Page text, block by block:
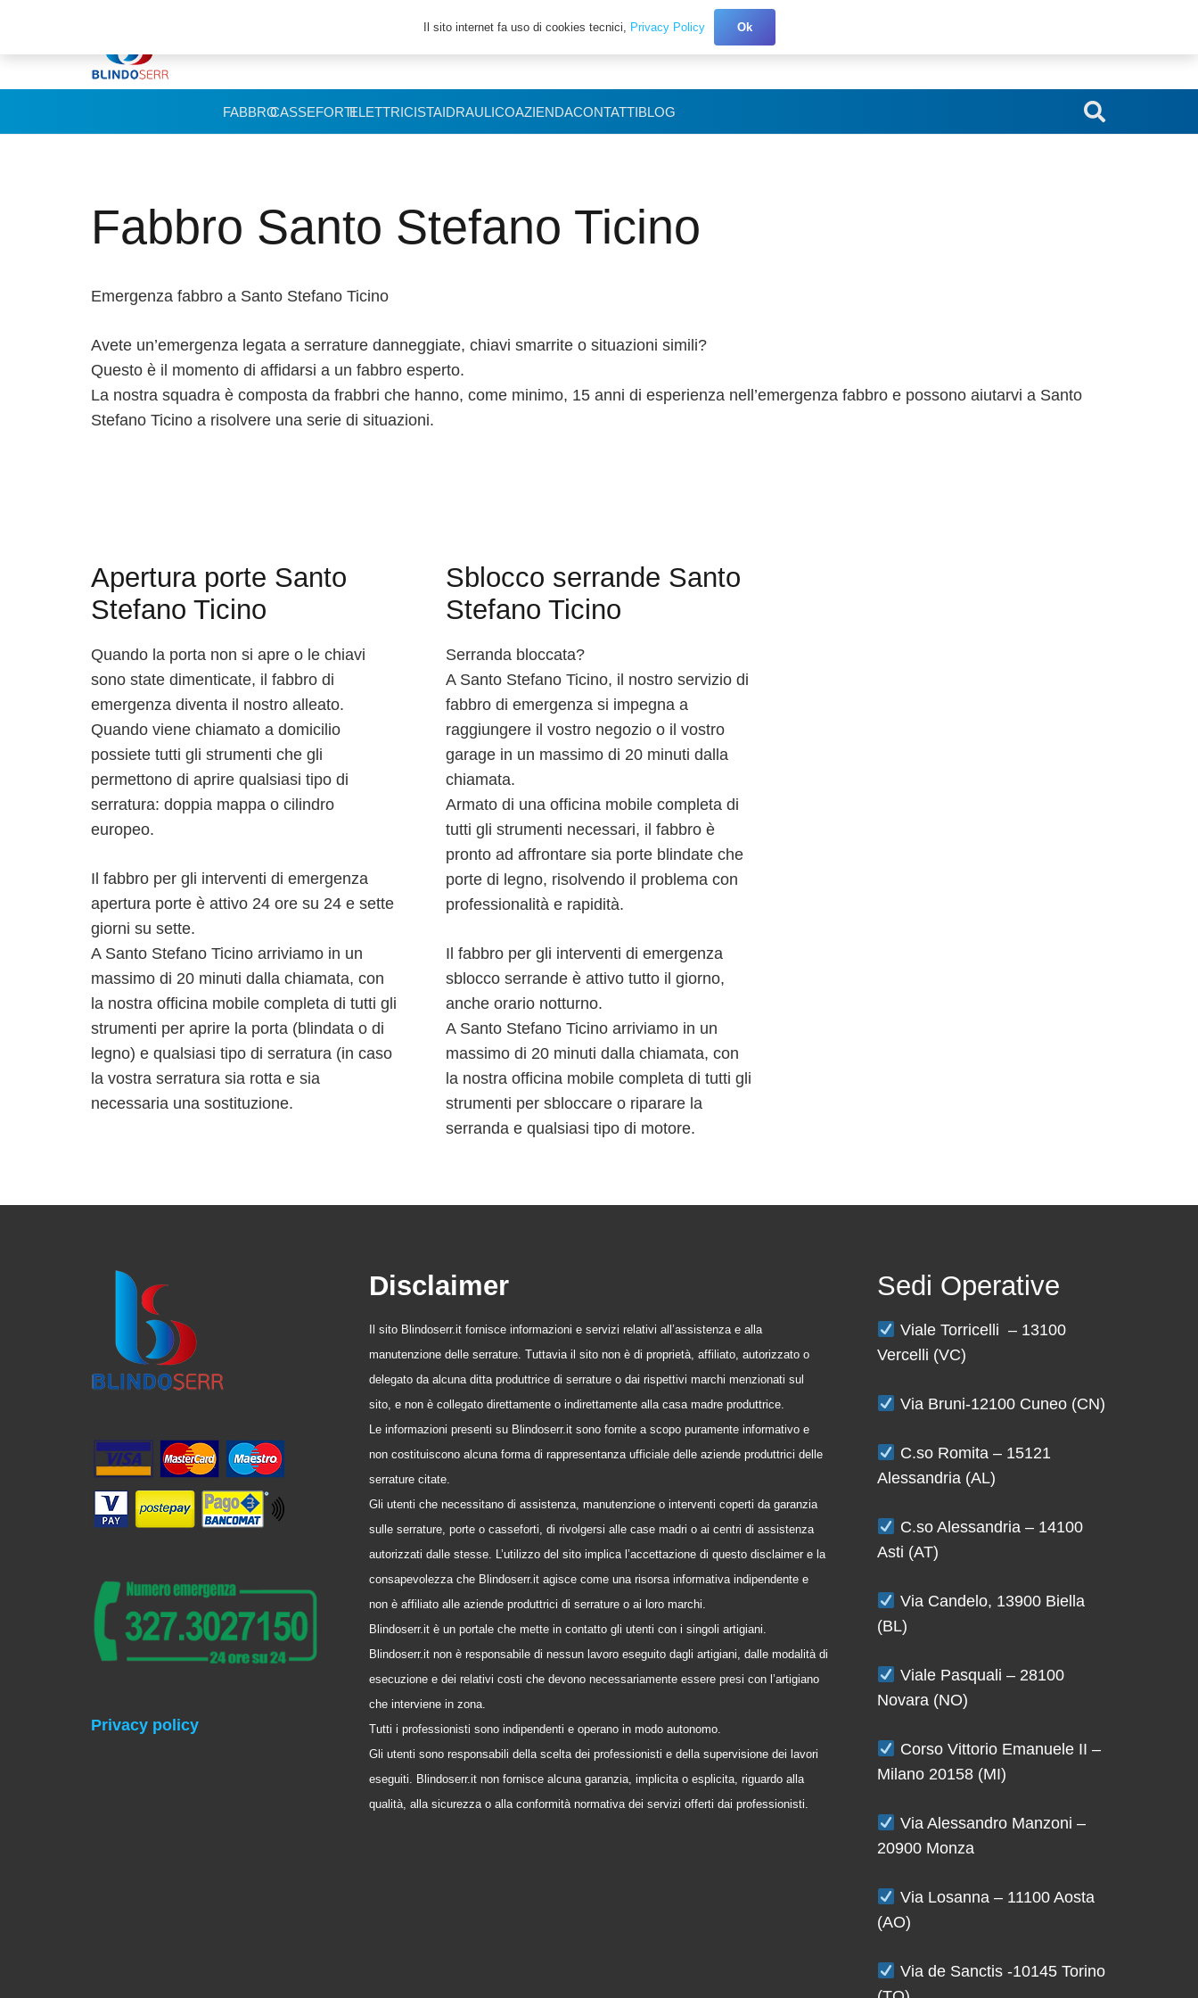
+39 327.3027150
FABBROCASSEFORTIELETTRICISTAIDRAULICOAZIENDACONTATTIBLOG
Fabbro Santo Stefano Ticino
Emergenza fabbro a Santo Stefano Ticino
Avete un’emergenza legata a serrature danneggiate, chiavi smarrite o situazioni simili?
Questo è il momento di affidarsi a un fabbro esperto.
La nostra squadra è composta da frabbri che hanno, come minimo, 15 anni di esperienza nell’emergenza fabbro e possono aiutarvi a Santo
Stefano Ticino a risolvere una serie di situazioni.
Apertura porte Santo
Stefano Ticino
Quando la porta non si apre o le chiavi
sono state dimenticate, il fabbro di
emergenza diventa il nostro alleato.
Quando viene chiamato a domicilio
possiete tutti gli strumenti che gli
permettono di aprire qualsiasi tipo di
serratura: doppia mappa o cilindro
europeo.
Il fabbro per gli interventi di emergenza
apertura porte è attivo 24 ore su 24 e sette
giorni su sette.
A Santo Stefano Ticino arriviamo in un
massimo di 20 minuti dalla chiamata, con
la nostra officina mobile completa di tutti gli
strumenti per aprire la porta (blindata o di
legno) e qualsiasi tipo di serratura (in caso
la vostra serratura sia rotta e sia
necessaria una sostituzione.
Sblocco serrande Santo
Stefano Ticino
Serranda bloccata?
A Santo Stefano Ticino, il nostro servizio di
fabbro di emergenza si impegna a
raggiungere il vostro negozio o il vostro
garage in un massimo di 20 minuti dalla
chiamata.
Armato di una officina mobile completa di
tutti gli strumenti necessari, il fabbro è
pronto ad affrontare sia porte blindate che
porte di legno, risolvendo il problema con
professionalità e rapidità.
Il fabbro per gli interventi di emergenza
sblocco serrande è attivo tutto il giorno,
anche orario notturno.
A Santo Stefano Ticino arriviamo in un
massimo di 20 minuti dalla chiamata, con
la nostra officina mobile completa di tutti gli
strumenti per sbloccare o riparare la
serranda e qualsiasi tipo di motore.
Privacy policy
Disclaimer
Il sito Blindoserr.it fornisce informazioni e servizi relativi all’assistenza e alla
manutenzione delle serrature. Tuttavia il sito non è di proprietà, affiliato, autorizzato o
delegato da alcuna ditta produttrice di serrature o dai rispettivi marchi menzionati sul
sito, e non è collegato direttamente o indirettamente alla casa madre produttrice.
Le informazioni presenti su Blindoserr.it sono fornite a scopo puramente informativo e
non costituiscono alcuna forma di rappresentanza ufficiale delle aziende produttrici delle
serrature citate.
Gli utenti che necessitano di assistenza, manutenzione o interventi coperti da garanzia
sulle serrature, porte o casseforti, di rivolgersi alle case madri o ai centri di assistenza
autorizzati dalle stesse. L’utilizzo del sito implica l’accettazione di questo disclaimer e la
consapevolezza che Blindoserr.it agisce come una risorsa informativa indipendente e
non è affiliato alle aziende produttrici di serrature o ai loro marchi.
Blindoserr.it è un portale che mette in contatto gli utenti con i singoli artigiani.
Blindoserr.it non è responsabile di nessun lavoro eseguito dagli artigiani, dalle modalità di
esecuzione e dei relativi costi che devono necessariamente essere presi con l’artigiano
che interviene in zona.
Tutti i professionisti sono indipendenti e operano in modo autonomo.
Gli utenti sono responsabili della scelta dei professionisti e della supervisione dei lavori
eseguiti. Blindoserr.it non fornisce alcuna garanzia, implicita o esplicita, riguardo alla
qualità, alla sicurezza o alla conformità normativa dei servizi offerti dai professionisti.
Sedi Operative
Viale Torricelli – 13100
Vercelli (VC)
Via Bruni-12100 Cuneo (CN)
C.so Romita – 15121
Alessandria (AL)
C.so Alessandria – 14100
Asti (AT)
Via Candelo, 13900 Biella
(BL)
Viale Pasquali – 28100
Novara (NO)
Corso Vittorio Emanuele II –
Milano 20158 (MI)
Via Alessandro Manzoni –
20900 Monza
Via Losanna – 11100 Aosta
(AO)
Via de Sanctis -10145 Torino
Il sito internet fa uso di cookies tecnici, Privacy Policy Ok